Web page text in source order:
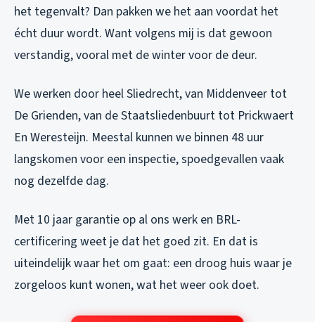
het tegenvalt? Dan pakken we het aan voordat het
écht duur wordt. Want volgens mij is dat gewoon
verstandig, vooral met de winter voor de deur.
We werken door heel Sliedrecht, van Middenveer tot
De Grienden, van de Staatsliedenbuurt tot Prickwaert
En Weresteijn. Meestal kunnen we binnen 48 uur
langskomen voor een inspectie, spoedgevallen vaak
nog dezelfde dag.
Met 10 jaar garantie op al ons werk en BRL-
certificering weet je dat het goed zit. En dat is
uiteindelijk waar het om gaat: een droog huis waar je
zorgeloos kunt wonen, wat het weer ook doet.